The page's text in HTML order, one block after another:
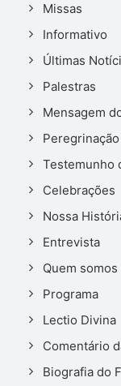
Missas
Informativo
Últimas
Palestras
Mensagem
Peregrinação
Testemunho
Celebrações
Nossa
Entrevista
Quem somos
Programa
Lectio Divina
Comentário
Biografia do